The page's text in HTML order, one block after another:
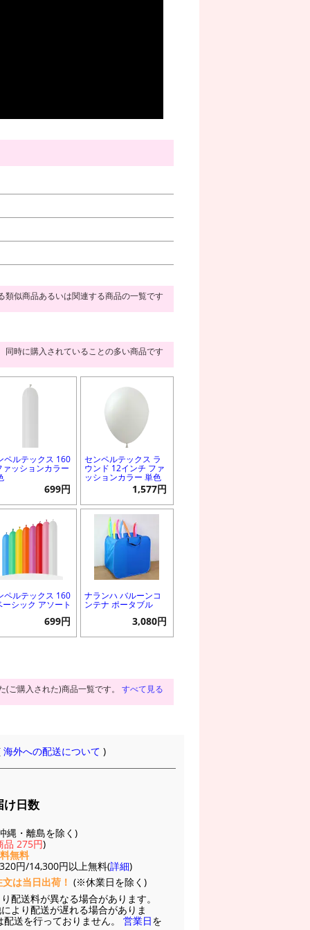
類似商品あるいは関連する商品の一覧です
同時に購入されていることの多い商品です
ペルテックス 160
ァッションカラー
699円
センペルテックス ラ
ウンド 12インチ ファ
ッションカラー 単色
1,577円
ペルテックス 160
ーシック アソート
699円
ナランハ バルーンコ
ンテナ ポータブル
3,080円
(ご購入された)商品一覧です。 すべて見る
海外への配送について )
け日数
縄・離島を除く)
品 275円)
無料
円/14,300円以上無料(詳細)
は当日出荷！ (※休業日を除く)
配送料が異なる場合があります。
より配送が遅れる場合がありま
送を行っておりません。 営業日を